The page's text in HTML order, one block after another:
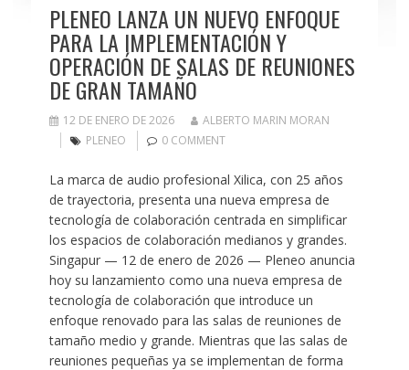
PLENEO LANZA UN NUEVO ENFOQUE
PARA LA IMPLEMENTACIÓN Y
OPERACIÓN DE SALAS DE REUNIONES
DE GRAN TAMAÑO
12 DE ENERO DE 2026
ALBERTO MARIN MORAN
PLENEO
0 COMMENT
La marca de audio profesional Xilica, con 25 años
de trayectoria, presenta una nueva empresa de
tecnología de colaboración centrada en simplificar
los espacios de colaboración medianos y grandes.
Singapur — 12 de enero de 2026 — Pleneo anuncia
hoy su lanzamiento como una nueva empresa de
tecnología de colaboración que introduce un
enfoque renovado para las salas de reuniones de
tamaño medio y grande. Mientras que las salas de
reuniones pequeñas ya se implementan de forma